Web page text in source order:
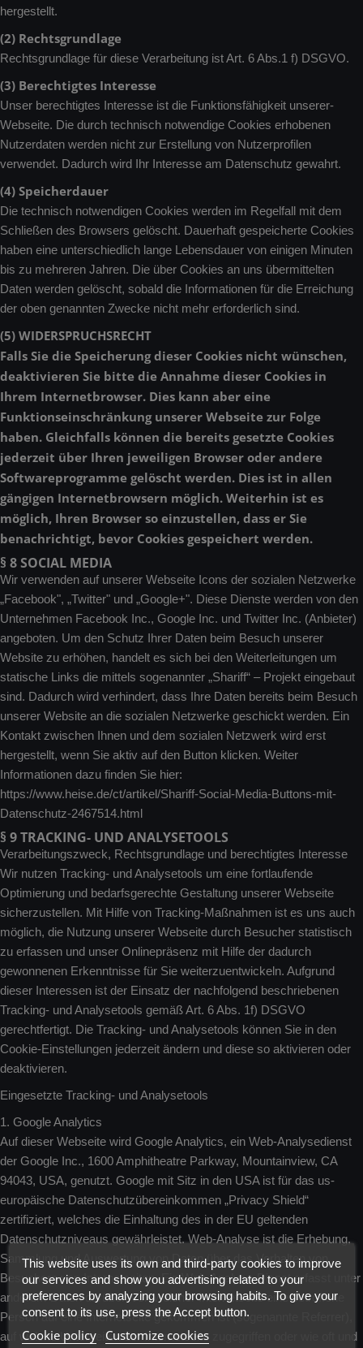
hergestellt.
(2) Rechtsgrundlage
Rechtsgrundlage für diese Verarbeitung ist Art. 6 Abs.1 f) DSGVO.
(3) Berechtigtes Interesse
Unser berechtigtes Interesse ist die Funktionsfähigkeit unserer-
Webseite. Die durch technisch notwendige Cookies erhobenen
Nutzerdaten werden nicht zur Erstellung von Nutzerprofilen
verwendet. Dadurch wird Ihr Interesse am Datenschutz gewahrt.
(4) Speicherdauer
Die technisch notwendigen Cookies werden im Regelfall mit dem
Schließen des Browsers gelöscht. Dauerhaft gespeicherte Cookies
haben eine unterschiedlich lange Lebensdauer von einigen Minuten
bis zu mehreren Jahren. Die über Cookies an uns übermittelten
Daten werden gelöscht, sobald die Informationen für die Erreichung
der oben genannten Zwecke nicht mehr erforderlich sind.
(5) WIDERSPRUCHSRECHT
Falls Sie die Speicherung dieser Cookies nicht wünschen,
deaktivieren Sie bitte die Annahme dieser Cookies in
Ihrem Internetbrowser. Dies kann aber eine
Funktionseinschränkung unserer Webseite zur Folge
haben. Gleichfalls können die bereits gesetzte Cookies
jederzeit über Ihren jeweiligen Browser oder andere
Softwareprogramme gelöscht werden. Dies ist in allen
gängigen Internetbrowsern möglich. Weiterhin ist es
möglich, Ihren Browser so einzustellen, dass er Sie
benachrichtigt, bevor Cookies gespeichert werden.
§ 8 SOCIAL MEDIA
Wir verwenden auf unserer Webseite Icons der sozialen Netzwerke
„Facebook", „Twitter" und „Google+". Diese Dienste werden von den
Unternehmen Facebook Inc., Google Inc. und Twitter Inc. (Anbieter)
angeboten. Um den Schutz Ihrer Daten beim Besuch unserer
Website zu erhöhen, handelt es sich bei den Weiterleitungen um
statische Links die mittels sogenannter „Shariff“ – Projekt eingebaut
sind. Dadurch wird verhindert, dass Ihre Daten bereits beim Besuch
unserer Website an die sozialen Netzwerke geschickt werden. Ein
Kontakt zwischen Ihnen und dem sozialen Netzwerk wird erst
hergestellt, wenn Sie aktiv auf den Button klicken. Weiter
Informationen dazu finden Sie hier:
https://www.heise.de/ct/artikel/Shariff-Social-Media-Buttons-mit-
Datenschutz-2467514.html
§ 9 TRACKING- UND ANALYSETOOLS
Verarbeitungszweck, Rechtsgrundlage und berechtigtes Interesse
Wir nutzen Tracking- und Analysetools um eine fortlaufende
Optimierung und bedarfsgerechte Gestaltung unserer Webseite
sicherzustellen. Mit Hilfe von Tracking-Maßnahmen ist es uns auch
möglich, die Nutzung unserer Webseite durch Besucher statistisch
zu erfassen und unser Onlinepräsenz mit Hilfe der dadurch
gewonnenen Erkenntnisse für Sie weiterzuentwickeln. Aufgrund
dieser Interessen ist der Einsatz der nachfolgend beschriebenen
Tracking- und Analysetools gemäß Art. 6 Abs. 1f) DSGVO
gerechtfertigt. Die Tracking- und Analysetools können Sie in den
Cookie-Einstellungen jederzeit ändern und diese so aktivieren oder
deaktivieren.
Eingesetzte Tracking- und Analysetools
1. Google Analytics
Auf dieser Webseite wird Google Analytics, ein Web-Analysedienst
der Google Inc., 1600 Amphitheatre Parkway, Mountainview, CA
94043, USA, genutzt. Google mit Sitz in den USA ist für das us-
europäische Datenschutzübereinkommen „Privacy Shield“
zertifiziert, welches die Einhaltung des in der EU geltenden
Datenschutzniveaus gewährleistet. Web-Analyse ist die Erhebung,
Sammlung und Auswertung von Daten über das Verhalten von
Besuchern von Internetseiten. Ein Web-Analyse-Dienst erfasst unter
anderem Daten darüber, von welcher Internetseite eine betroffene
Person auf eine Internetseite gekommen ist (sogenannte Referrer),
auf welche Unterseiten der Internetseite zugegriffen oder wie oft und
This website uses its own and third-party cookies to improve
our services and show you advertising related to your
preferences by analyzing your browsing habits. To give your
consent to its use, press the Accept button.
Cookie policy Customize cookies